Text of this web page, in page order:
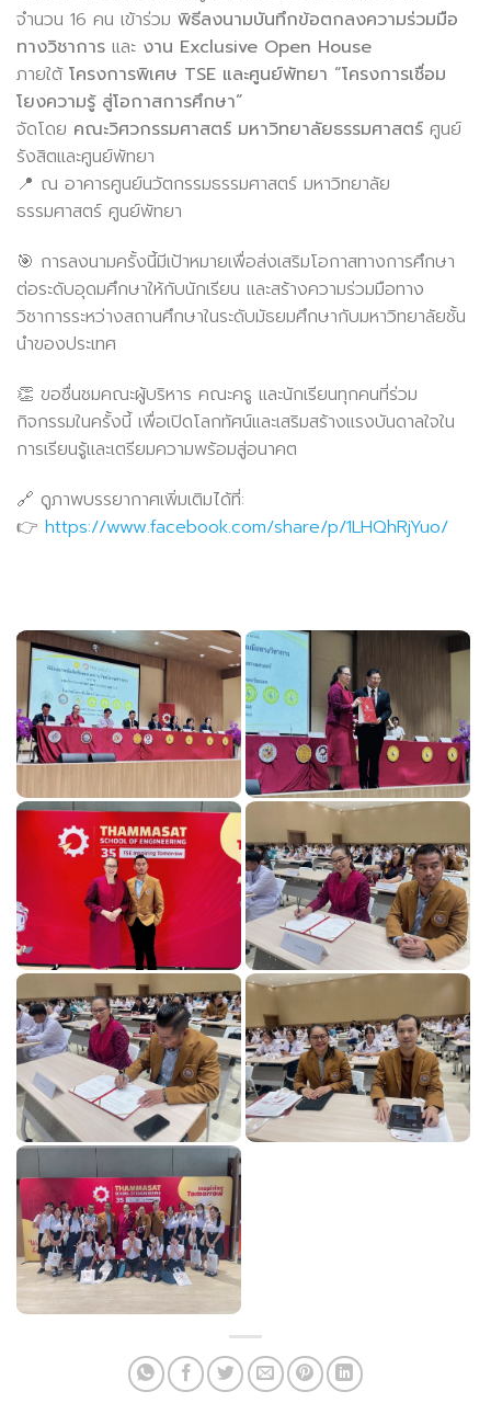
จำนวน 16 คน เข้าร่วม พิธีลงนามบันทึกข้อตกลงความร่วมมือ
ทางวิชาการ และ งาน Exclusive Open House
ภายใต้ โครงการพิเศษ TSE และศูนย์พัทยา “โครงการเชื่อม
โยงความรู้ สู่โอกาสการศึกษา”
จัดโดย คณะวิศวกรรมศาสตร์ มหาวิทยาลัยธรรมศาสตร์ ศูนย์
รังสิตและศูนย์พัทยา
📍 ณ อาคารศูนย์นวัตกรรมธรรมศาสตร์ มหาวิทยาลัย
ธรรมศาสตร์ ศูนย์พัทยา
🎯 การลงนามครั้งนี้มีเป้าหมายเพื่อส่งเสริมโอกาสทางการศึกษา
ต่อระดับอุดมศึกษาให้กับนักเรียน และสร้างความร่วมมือทาง
วิชาการระหว่างสถานศึกษาในระดับมัธยมศึกษากับมหาวิทยาลัยชั้น
นำของประเทศ
👏 ขอชื่นชมคณะผู้บริหาร คณะครู และนักเรียนทุกคนที่ร่วม
กิจกรรมในครั้งนี้ เพื่อเปิดโลกทัศน์และเสริมสร้างแรงบันดาลใจใน
การเรียนรู้และเตรียมความพร้อมสู่อนาคต
🔗 ดูภาพบรรยากาศเพิ่มเติมได้ที่:
👉 https://www.facebook.com/share/p/1LHQhRjYuo/